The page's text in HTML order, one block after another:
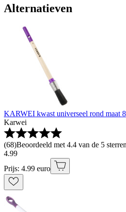
Alternatieven
KARWEI kwast universeel rond maat 8
Karwei
(68)Beoordeeld met 4.4 van de 5
4.99
Prijs: 4.99 euro